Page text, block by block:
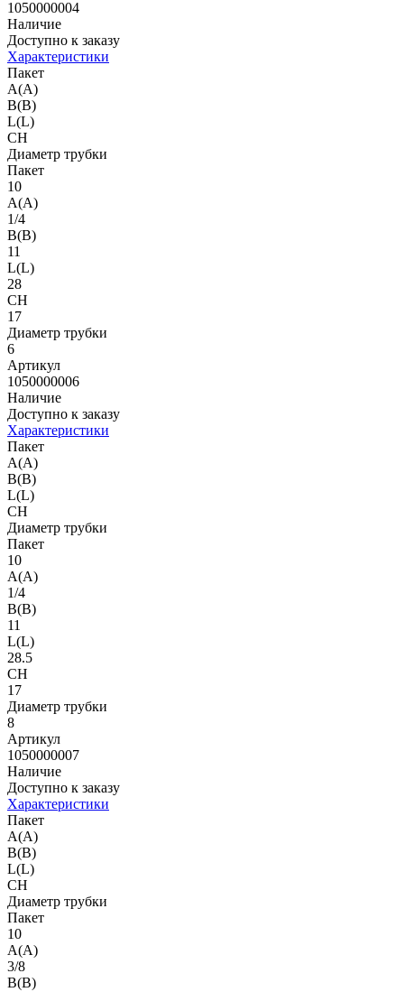
1050000004
Наличие
Доступно к заказу
Характеристики
Пакет
A(A)
B(B)
L(L)
CH
Диаметр трубки
Пакет
10
A(A)
1/4
B(B)
11
L(L)
28
CH
17
Диаметр трубки
6
Артикул
1050000006
Наличие
Доступно к заказу
Характеристики
Пакет
A(A)
B(B)
L(L)
CH
Диаметр трубки
Пакет
10
A(A)
1/4
B(B)
11
L(L)
28.5
CH
17
Диаметр трубки
8
Артикул
1050000007
Наличие
Доступно к заказу
Характеристики
Пакет
A(A)
B(B)
L(L)
CH
Диаметр трубки
Пакет
10
A(A)
3/8
B(B)